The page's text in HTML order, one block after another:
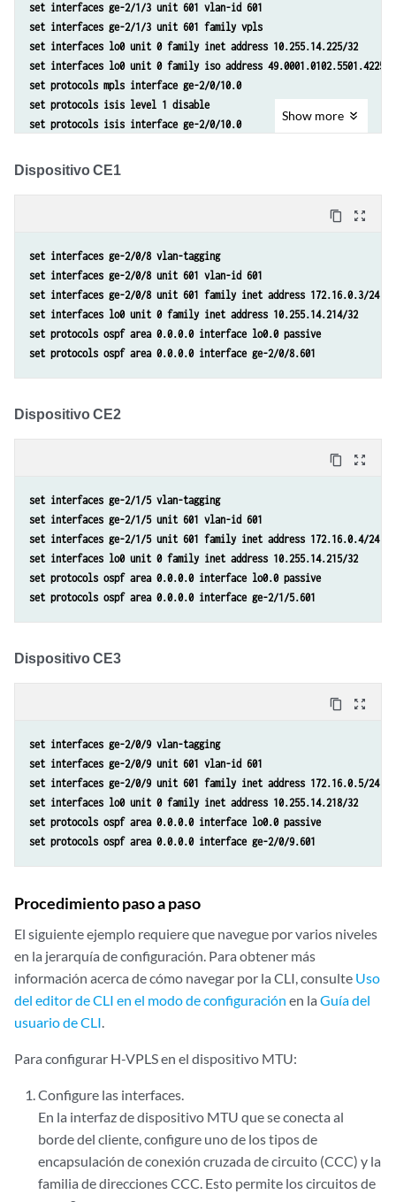
set interfaces ge-2/1/3 unit 601 vlan-id 601
set interfaces ge-2/1/3 unit 601 family vpls
set interfaces lo0 unit 0 family inet address 10.255.14.225/32
set interfaces lo0 unit 0 family iso address
set protocols mpls interface ge-2/0/10.0
set protocols isis level 1 disable
set protocols isis interface ge-2/0/10.0
set protocols ldp interface ge-2/0/10.0
set routing-instances customer protocols vpls neighbor
set routing-options router-id 10.255.14.225
Show more
Dispositivo CE1
content_copy zoom_out_map
set interfaces ge-2/0/8 vlan-tagging
set interfaces ge-2/0/8 unit 601 vlan-id 601
set interfaces ge-2/0/8 unit 601 family inet address 172.16.0.3/24
set interfaces lo0 unit 0 family inet address 10.255.14.214/32
set protocols ospf area 0.0.0.0 interface lo0.0 passive
set protocols ospf area 0.0.0.0 interface ge-2/0/8.601
Dispositivo CE2
content_copy zoom_out_map
set interfaces ge-2/1/5 vlan-tagging
set interfaces ge-2/1/5 unit 601 vlan-id 601
set interfaces ge-2/1/5 unit 601 family inet address 172.16.0.4/24
set interfaces lo0 unit 0 family inet address 10.255.14.215/32
set protocols ospf area 0.0.0.0 interface lo0.0 passive
set protocols ospf area 0.0.0.0 interface ge-2/1/5.601
Dispositivo CE3
content_copy zoom_out_map
set interfaces ge-2/0/9 vlan-tagging
set interfaces ge-2/0/9 unit 601 vlan-id 601
set interfaces ge-2/0/9 unit 601 family inet address 172.16.0.5/24
set interfaces lo0 unit 0 family inet address 10.255.14.218/32
set protocols ospf area 0.0.0.0 interface lo0.0 passive
set protocols ospf area 0.0.0.0 interface ge-2/0/9.601
Procedimiento paso a paso
El siguiente ejemplo requiere que navegue por varios niveles
en la jerarquía de configuración. Para obtener más
información acerca de cómo navegar por la CLI, consulte Uso
del editor de CLI en el modo de configuración en la Guía del
usuario de CLI.
Para configurar H-VPLS en el dispositivo MTU:
Configure las interfaces.
En la interfaz de dispositivo MTU que se conecta al
borde del cliente, configure uno de los tipos de
encapsulación de conexión cruzada de circuito (CCC) y la
familia de direcciones CCC. Esto permite los circuitos de